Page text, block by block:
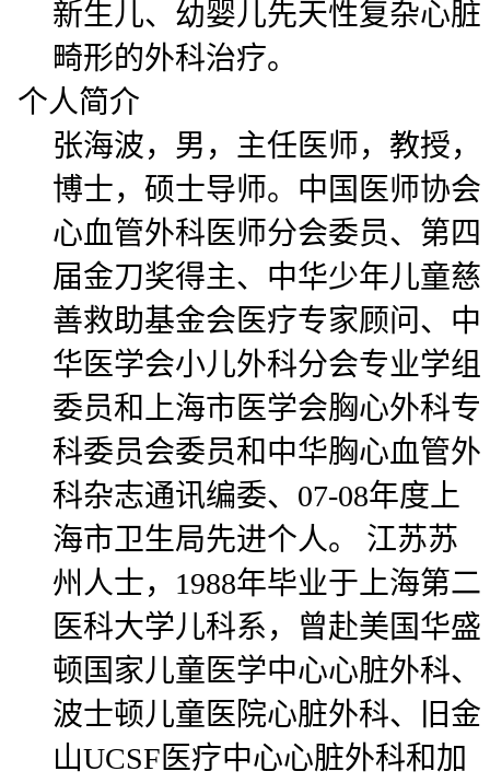
新生儿、幼婴儿先天性复杂心脏
畸形的外科治疗。
个人简介
张海波，男，主任医师，教授，
博士，硕士导师。中国医师协会
心血管外科医师分会委员、第四
届金刀奖得主、中华少年儿童慈
善救助基金会医疗专家顾问、中
华医学会小儿外科分会专业学组
委员和上海市医学会胸心外科专
科委员会委员和中华胸心血管外
科杂志通讯编委、07-08年度上
海市卫生局先进个人。 江苏苏
州人士，1988年毕业于上海第二
医科大学儿科系，曾赴美国华盛
顿国家儿童医学中心心脏外科、
波士顿儿童医院心脏外科、旧金
山UCSF医疗中心心脏外科和加